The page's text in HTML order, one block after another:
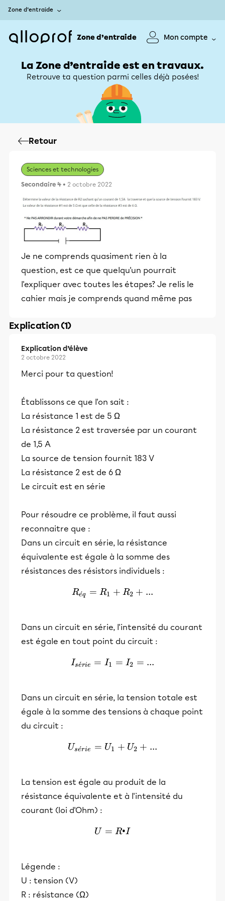
Zone d’entraide
Zone d’entraide Mon compte
La Zone d’entraide est en travaux.
Retrouve ta question parmi celles déjà posées!
Retour
Sciences et technologies
Secondaire 4 • 2 octobre 2022
Je ne comprends quasiment rien à la
question, est ce que quelqu'un pourrait
l'expliquer avec toutes les étapes? Je relis le
cahier mais je comprends quand même pas
Explication (1)
Explication d’élève
2 octobre 2022
Merci pour ta question!
Établissons ce que l'on sait :
La résistance 1 est de 5 Ω
La résistance 2 est traversée par un courant
de 1,5 A
La source de tension fournit 183 V
La résistance 2 est de 6 Ω
Le circuit est en série
Pour résoudre ce problème, il faut aussi
reconnaitre que :
Dans un circuit en série, la résistance
équivalente est égale à la somme des
résistances des résistors individuels :
R_{éq} = R_1+R_2+...
Re
ˊq = R1 + R2 + ...
Dans un circuit en série, l'intensité du courant
est égale en tout point du circuit :
I_{série} = I_1=I_2=...
Ise
ˊrie = I1 = I2 = ...
Dans un circuit en série, la tension totale est
égale à la somme des tensions à chaque point
du circuit :
U_{série} = U_1+U_2+...
Use
ˊrie = U1 + U2 + ...
La tension est égale au produit de la
résistance équivalente et à l'intensité du
courant (loi d'Ohm) :
U=R•I
U = R•I
Légende :
U : tension (V)
R : résistance (Ω)